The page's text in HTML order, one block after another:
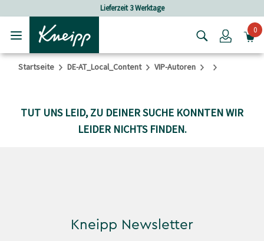
Lieferzeit 3 Werktage
Login0
Startseite DE-AT_Local_Content VIP-Autoren
TUT UNS LEID, ZU DEINER SUCHE KONNTEN WIR
LEIDER NICHTS FINDEN.
Kneipp Newsletter